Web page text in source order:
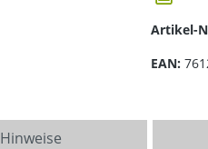
Artikel-
EAN:
Hinweise